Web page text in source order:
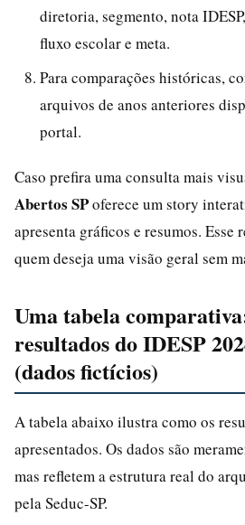
diretoria, segmento, nota
fluxo escolar e meta.
Para comparações históricas,
arquivos de anos anteriores
portal.
Caso prefira uma consulta mais
Abertos SPoferece um story
apresenta gráficos e resumos. Esse
quem deseja uma visão geral sem
Uma tabela
resultados do IDESP
(dados fictícios)
A tabela abaixo ilustra como os
apresentados. Os dados são
mas refletem a estrutura real do
pela Seduc-SP.